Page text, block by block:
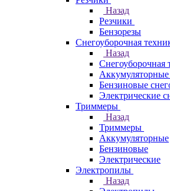
Назад
Резчики
Бензорезы
Снегоуборочная
Назад
Снегоуборочная
Бензиновые
Электрические
Триммеры
Назад
Триммеры
Аккумуляторные
Бензиновые
Электрические
Электропилы
Назад